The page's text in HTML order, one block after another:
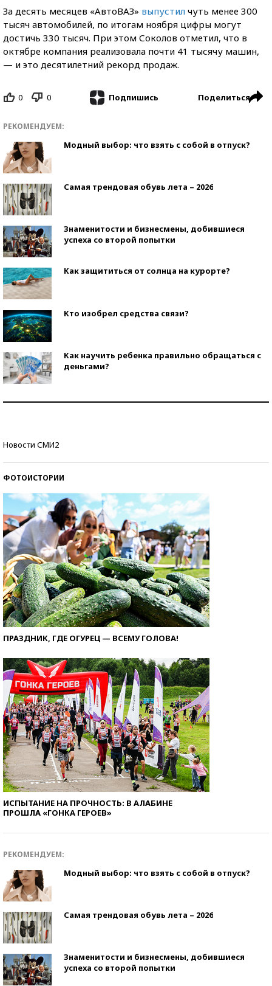
За десять месяцев «АвтоВАЗ» выпустил чуть менее 300
тысяч автомобилей, по итогам ноября цифры могут
достичь 330 тысяч. При этом Соколов отметил, что в
октябре компания реализовала почти 41 тысячу машин,
— и это десятилетний рекорд продаж.
0 0 Подпишись Поделиться
РЕКОМЕНДУЕМ:
Модный выбор: что взять с собой в отпуск?
Самая трендовая обувь лета – 2026
Знаменитости и бизнесмены, добившиеся
успеха со второй попытки
Как защититься от солнца на курорте?
Кто изобрел средства связи?
Как научить ребенка правильно обращаться с
деньгами?
Новости СМИ2
ФОТОИСТОРИИ
ПРАЗДНИК, ГДЕ ОГУРЕЦ — ВСЕМУ ГОЛОВА!
ИСПЫТАНИЕ НА ПРОЧНОСТЬ: В АЛАБИНЕ
ПРОШЛА «ГОНКА ГЕРОЕВ»
РЕКОМЕНДУЕМ:
Модный выбор: что взять с собой в отпуск?
Самая трендовая обувь лета – 2026
Знаменитости и бизнесмены, добившиеся
успеха со второй попытки